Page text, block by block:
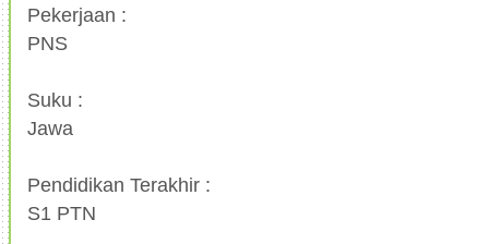
Pekerjaan :
PNS
Suku :
Jawa
Pendidikan Terakhir :
S1 PTN